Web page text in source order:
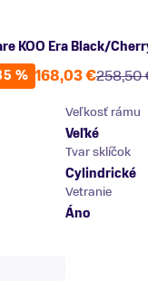
KOO Era Black/
%
258,50
168,03 €
Veľkosť rámu
Veľké
Tvar sklíčok
Cylindrické
Vetranie
Áno